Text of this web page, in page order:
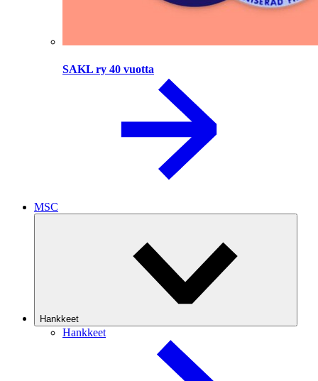
SAKL ry 40 vuotta
MSC
Hankkeet
Hankkeet